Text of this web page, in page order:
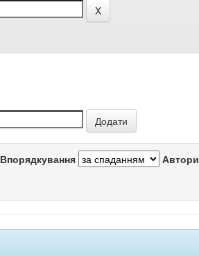
Впорядкування Автори